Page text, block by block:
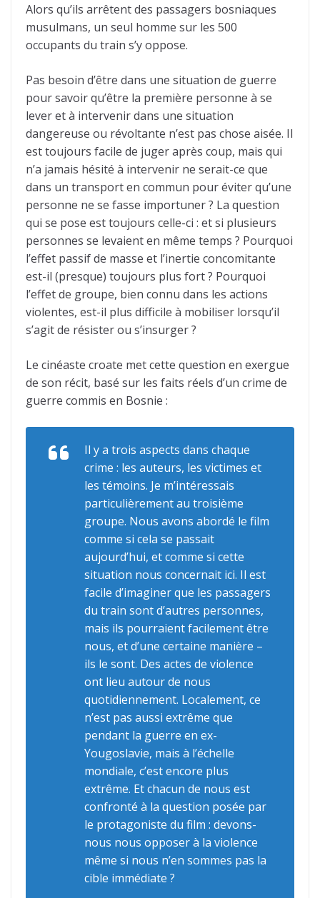
Alors qu’ils arrêtent des passagers bosniaques
musulmans, un seul homme sur les 500
occupants du train s’y oppose.
Pas besoin d’être dans une situation de guerre
pour savoir qu’être la première personne à se
lever et à intervenir dans une situation
dangereuse ou révoltante n’est pas chose aisée. Il
est toujours facile de juger après coup, mais qui
n’a jamais hésité à intervenir ne serait-ce que
dans un transport en commun pour éviter qu’une
personne ne se fasse importuner ? La question
qui se pose est toujours celle-ci : et si plusieurs
personnes se levaient en même temps ? Pourquoi
l’effet passif de masse et l’inertie concomitante
est-il (presque) toujours plus fort ? Pourquoi
l’effet de groupe, bien connu dans les actions
violentes, est-il plus difficile à mobiliser lorsqu’il
s’agit de résister ou s’insurger ?
Le cinéaste croate met cette question en exergue
de son récit, basé sur les faits réels d’un crime de
guerre commis en Bosnie :
Il y a trois aspects dans chaque
crime : les auteurs, les victimes et
les témoins. Je m’intéressais
particulièrement au troisième
groupe. Nous avons abordé le film
comme si cela se passait
aujourd’hui, et comme si cette
situation nous concernait ici. Il est
facile d’imaginer que les passagers
du train sont d’autres personnes,
mais ils pourraient facilement être
nous, et d’une certaine manière –
ils le sont. Des actes de violence
ont lieu autour de nous
quotidiennement. Localement, ce
n’est pas aussi extrême que
pendant la guerre en ex-
Yougoslavie, mais à l’échelle
mondiale, c’est encore plus
extrême. Et chacun de nous est
confronté à la question posée par
le protagoniste du film : devons-
nous nous opposer à la violence
même si nous n’en sommes pas la
cible immédiate ?